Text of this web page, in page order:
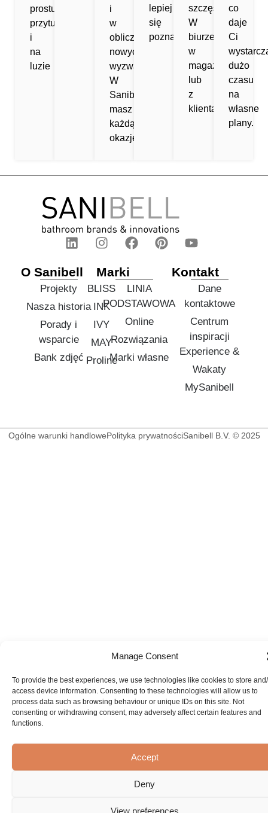
Manage Consent
To provide the best experiences, we use technologies like cookies to store
access device information. Consenting to these technologies will allow us to
process data such as browsing behaviour or unique IDs on this site. Not
consenting or withdrawing consent, may adversely affect certain features and
functions.
Accept
Deny
View preferences
prostu
przytulnie
i
na
luzie
i
w
obliczu
nowych
wyzwań.
W
Sanibell
masz
każdą
okazję.
lepiej
się
poznać.
szczęśliwy.
W
biurze,
w
magazynie
lub
z
klientami!
co
daje
Ci
dużo
czasu
na
własne
plany.
O Sanibell
Projekty
Nasza historia
Porady i
wsparcie
Bank zdjęć
Marki
BLISS
INK
IVY
MAY
Proline
LINIA
PODSTAWOWA
Online
Rozwiązania
Marki własne
Kontakt
Dane
kontaktowe
Centrum
inspiracji
Experience &
Wakaty
MySanibell
Ogólne warunki handlowePolityka prywatnościSanibell B.V. © 2025